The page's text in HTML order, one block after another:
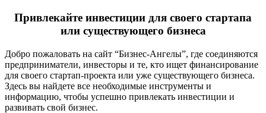
Привлекайте инвестиции для своего стартапа
или существующего бизнеса
Добро пожаловать на сайт “Бизнес-Ангелы”, где соединяются
предприниматели, инвесторы и те, кто ищет финансирование
для своего стартап-проекта или уже существующего бизнеса.
Здесь вы найдете все необходимые инструменты и
информацию, чтобы успешно привлекать инвестиции и
развивать свой бизнес.